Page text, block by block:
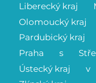
Liberecký kraj
Olomoucký kraj
Pardubický kraj
Praha
s
Ústecký kraj
v